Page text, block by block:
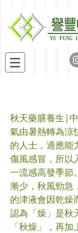
秋天藥膳養生|
氣由暑熱轉為涼
的人士，適應能
傷風感冒，所以
一流感高發季節
漸少，秋風勁急
的津液會因乾燥
認為「燥」是秋
「秋燥」，再